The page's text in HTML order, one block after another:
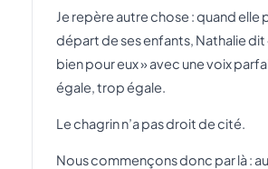
Je repère autre chose : quand elle
départ de ses enfants, Nathalie dit
bien pour eux » avec une voix
égale, trop égale.
Le chagrin n’a pas droit de cité.
Nous commençons donc par là :